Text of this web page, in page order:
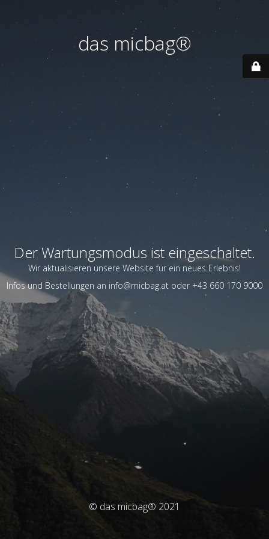
das micbag®
Der Wartungsmodus ist eingeschaltet.
Wir aktualisieren unsere Website für ein neues Erlebnis!
Infos und Bestellungen an info@micbag.at oder +43 660 170 9000
© das micbag® 2021